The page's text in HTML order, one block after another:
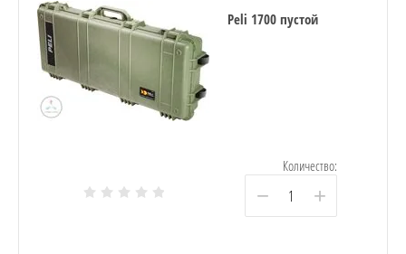
Peli 1700 пустой
Количество:
− +